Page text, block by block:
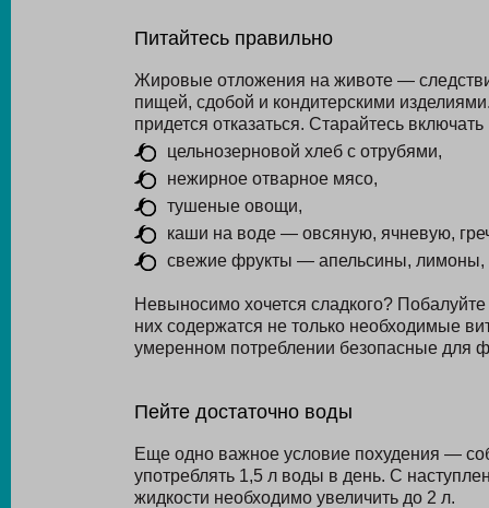
Питайтесь правильно
Жировые отложения на животе —
пищей, сдобой и кондитерскими
придется отказаться. Старайтесь
цельнозерновой хлеб с отрубями,
нежирное отварное мясо,
тушеные овощи,
каши на воде — овсяную, ячневую,
свежие фрукты — апельсины, лимоны,
Невыносимо хочется сладкого?
них содержатся не только необходимые
умеренном потреблении безопасные для
Пейте достаточно воды
Еще одно важное условие похудения —
употреблять 1,5 л воды в день. С
жидкости необходимо увеличить до 2 л.